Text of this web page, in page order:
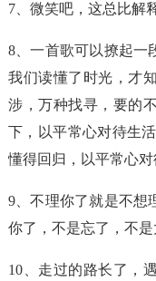
7、微笑吧，这总比解
8、一首歌可以撩起一
我们读懂了时光，才
涉，万种找寻，要的
下，以平常心对待生
懂得回归，以平常心对
9、不理你了就是不想
你了，不是忘了，不
10、走过的路长了，